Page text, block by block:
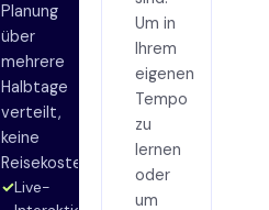
Planung
über
mehrere
Halbtage
verteilt,
keine
Reisekosten.
Live-
Um in
Ihrem
eigenen
Tempo
zu
lernen
oder
um